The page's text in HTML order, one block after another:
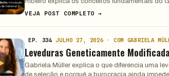
VEJA POST COMPLETO →
EP. 334 JULHO 27, 2026 · COM GABRIELA
Leveduras Geneticamente
Gabriela Müller explica o que diferencia uma
de seleção e porquê a burocracia ainda